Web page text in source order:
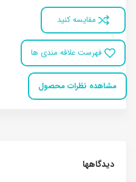
مقایسه کنید
فهرست علاقه مندی ها
مشاهده نظرات محصول
دیدگاهها